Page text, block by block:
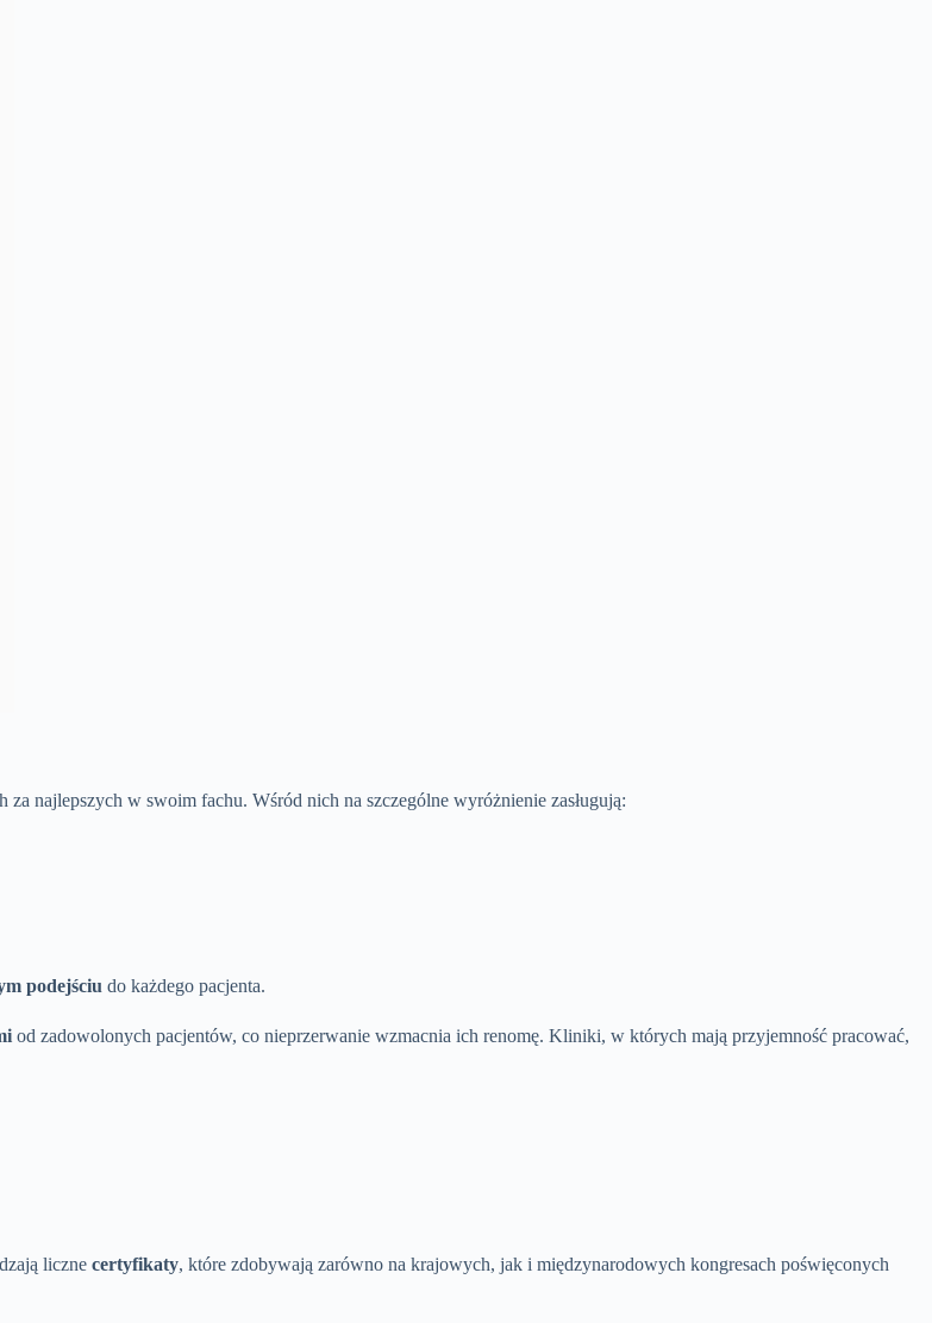
za najlepszych w swoim fachu. Wśród nich na szczególne wyróżnienie zasługują:
podejściu do każdego pacjenta.
od zadowolonych pacjentów, co nieprzerwanie wzmacnia ich renomę. Kliniki, w których mają przyjemność pracować,
liczne certyfikaty, które zdobywają zarówno na krajowych, jak i międzynarodowych kongresach poświęconych